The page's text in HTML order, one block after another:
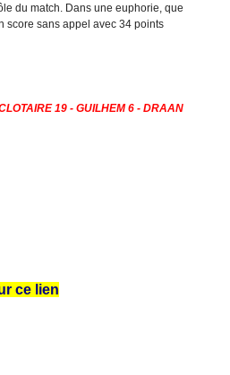
du match. Dans une euphorie, que
score sans appel avec 34 points
19 - GUILHEM 6 - DRAAN
ce lien